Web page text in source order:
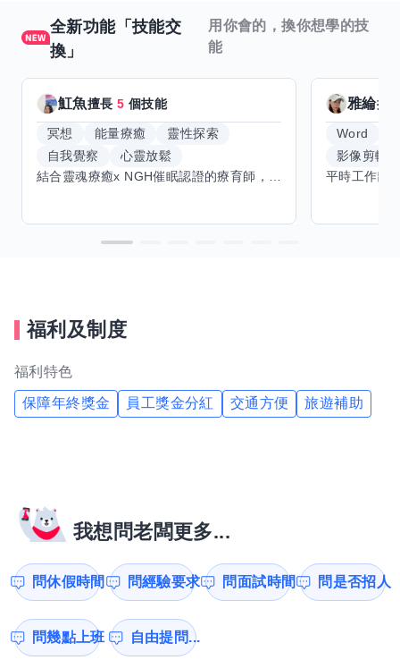
全新功能「技能交
換」
用你會的，換你想學的技
能
魟魚擅長5 個技能
冥想 能量療癒
靈性探索
自我覺察
心靈放鬆
雅綸擅
Word
影像剪輯
福利及制度
福利特色
保障年終獎金 員工獎金分紅 交通方便 旅遊補助
我想問老闆更多...
問休假時間 問經驗要求 問面試時間 問是否招人
問幾點上班 自由提問...